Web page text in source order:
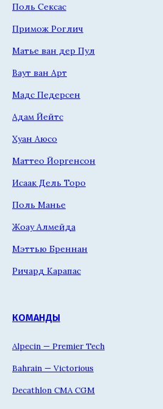
Поль Сексас
Примож Роглич
Матье ван дер Пул
Ваут ван Арт
Мадс Педерсен
Адам Йейтс
Хуан Аюсо
Маттео Йоргенсон
Исаак Дель Торо
Поль Манье
Жоау Алмейда
Мэттью Бреннан
Ричард Карапас
КОМАНДЫ
Alpecin — Premier Tech
Bahrain — Victorious
Decathlon CMA CGM